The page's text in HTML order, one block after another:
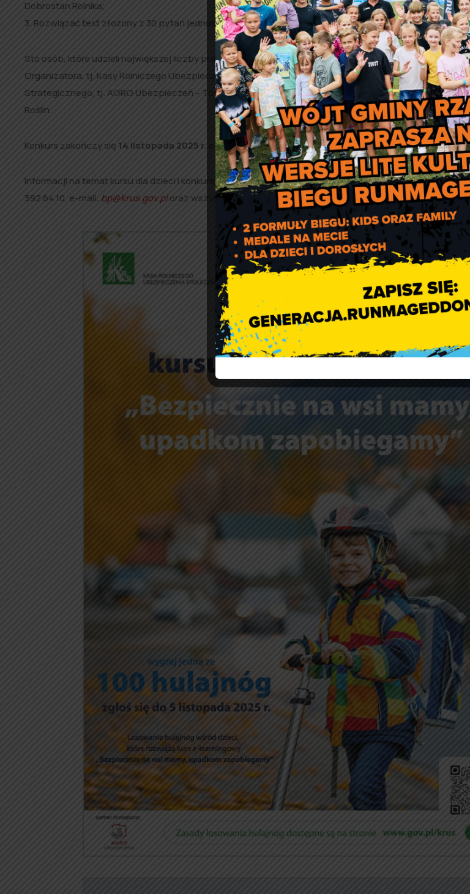
Dobrostan Rolnika;
3. Rozwiązać test złożony z 30 pytań jednokrotnego wyboru.
Sto osób, które udzieli największej liczby prawidłowych odpowiedzi w najkrótszym czasie, otrzyma
Organizatora, tj. Kasy Rolniczego Ubezpieczenia Społecznego – myjki ciśnieniowe, a także nagrody
Strategicznego, tj. AGRO Ubezpieczeń – Towarzystwa Ubezpieczeń Wzajemnych oraz od Polskiego
Roślin.
Konkurs zakończy się 14 listopada 2025 r. o godz. 12:00.
Informacji na temat kursu dla dzieci i konkursu dla rolników udziela sekretariat Biura Prewencji Centrali
592 64 10, e-mail: bp@krus.gov.ploraz wszystkie Placówki Terenowe KRUS w województwie łódzkim.